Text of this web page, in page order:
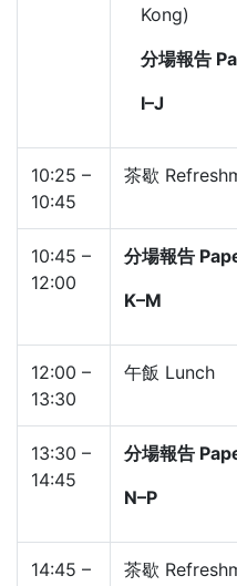
Kong)
分場報告
I–J
10:25 –
10:45
茶歇
10:45 –
12:00
分場報告
K–M
12:00 –
13:30
午飯 Lunch
13:30 –
14:45
分場報告
N–P
14:45 –
茶歇